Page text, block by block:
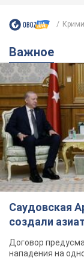
Саудовская
создали
Договор
нападения на
8.08.2026 00:22
В
жары прошел
дороги
область и